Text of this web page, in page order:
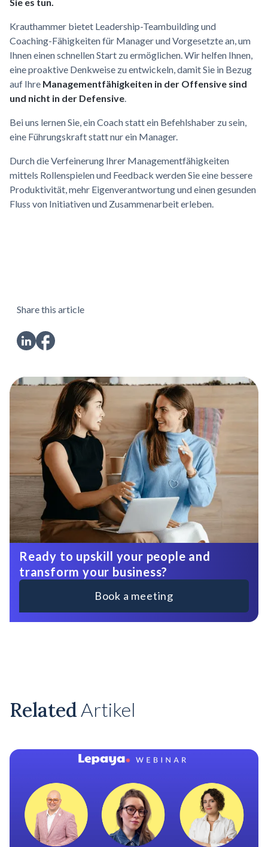
Krauthammer bietet Leadership-Teambuilding und
Coaching-Fähigkeiten für Manager und Vorgesetzte an, um
Ihnen einen schnellen Start zu ermöglichen. Wir helfen Ihnen,
eine proaktive Denkweise zu entwickeln, damit Sie in Bezug
auf Ihre Managementfähigkeiten in der Offensive sind
und nicht in der Defensive
Bei uns lernen Sie, ein Coach statt ein Befehlshaber zu sein,
eine Führungskraft statt nur ein Manager.
Durch die Verfeinerung Ihrer Managementfähigkeiten
mittels Rollenspielen und Feedback werden Sie eine bessere
Produktivität, mehr Eigenverantwortung und einen gesunden
Fluss von Initiativen und Zusammenarbeit erleben.
Share this article
Ready to upskill your people and
transform your business?
Book a meeting
Related Artikel